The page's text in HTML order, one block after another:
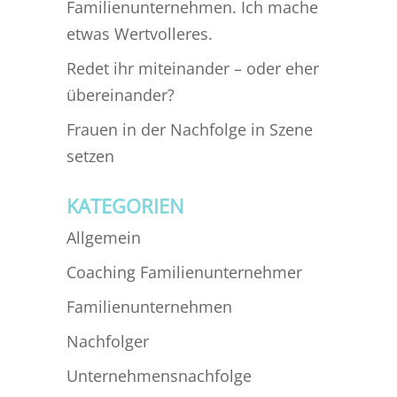
Familienunternehmen. Ich mache
etwas Wertvolleres.
Redet ihr miteinander – oder eher
übereinander?
Frauen in der Nachfolge in Szene
setzen
KATEGORIEN
Allgemein
Coaching Familienunternehmer
Familienunternehmen
Nachfolger
Unternehmensnachfolge